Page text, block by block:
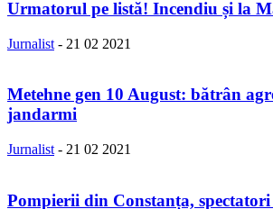
Urmatorul pe listă! Incendiu și la
Jurnalist - 21 02 2021
Metehne gen 10 August: bătrân
jandarmi
Jurnalist - 21 02 2021
Pompierii din Constanța,